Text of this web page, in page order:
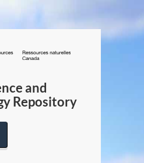
/
Canada
and
Repository